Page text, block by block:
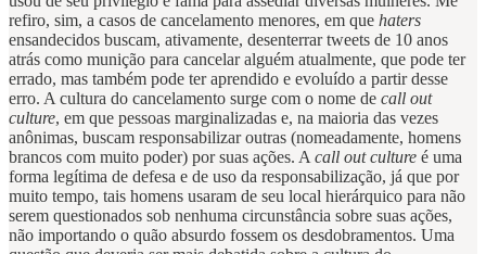
refiro, sim, a casos de cancelamento menores, em que haters
ensandecidos buscam, ativamente, desenterrar tweets de 10 anos
atrás como munição para cancelar alguém atualmente, que pode ter
errado, mas também pode ter aprendido e evoluído a partir desse
erro. A cultura do cancelamento surge com o nome de call out
culture, em que pessoas marginalizadas e, na maioria das vezes
anônimas, buscam responsabilizar outras (nomeadamente, homens
brancos com muito poder) por suas ações. A call out culture é uma
forma legítima de defesa e de uso da responsabilização, já que por
muito tempo, tais homens usaram de seu local hierárquico para não
serem questionados sob nenhuma circunstância sobre suas ações,
não importando o quão absurdo fossem os desdobramentos. Uma